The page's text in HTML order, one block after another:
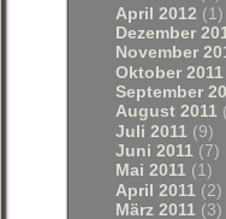
April 2012 (1)
Dezember
November
Oktober 2011
September
August 2011
Juli 2011 (9)
Juni 2011 (7)
Mai 2011 (1)
April 2011 (2)
März 2011 (3)